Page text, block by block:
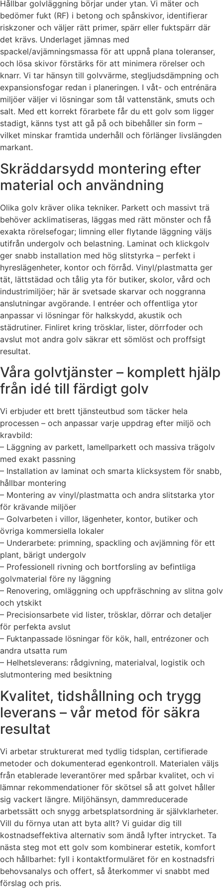
Hållbar golvläggning börjar under ytan. Vi mäter och
bedömer fukt (RF) i betong och spånskivor, identifierar
riskzoner och väljer rätt primer, spärr eller fuktspärr där
det krävs. Underlaget jämnas med
spackel/avjämningsmassa för att uppnå plana toleranser,
och lösa skivor förstärks för att minimera rörelser och
knarr. Vi tar hänsyn till golvvärme, stegljudsdämpning och
expansionsfogar redan i planeringen. I våt- och entrénära
miljöer väljer vi lösningar som tål vattenstänk, smuts och
salt. Med ett korrekt förarbete får du ett golv som ligger
stadigt, känns tyst att gå på och bibehåller sin form –
vilket minskar framtida underhåll och förlänger livslängden
markant.
Skräddarsydd montering efter
material och användning
Olika golv kräver olika tekniker. Parkett och massivt trä
behöver acklimatiseras, läggas med rätt mönster och få
exakta rörelsefogar; limning eller flytande läggning väljs
utifrån undergolv och belastning. Laminat och klickgolv
ger snabb installation med hög slitstyrka – perfekt i
hyreslägenheter, kontor och förråd. Vinyl/plastmatta ger
tät, lättstädad och tålig yta för butiker, skolor, vård och
industrimiljöer; här är svetsade skarvar och noggranna
anslutningar avgörande. I entréer och offentliga ytor
anpassar vi lösningar för halkskydd, akustik och
städrutiner. Finliret kring trösklar, lister, dörrfoder och
avslut mot andra golv säkrar ett sömlöst och proffsigt
resultat.
Våra golvtjänster – komplett hjälp
från idé till färdigt golv
Vi erbjuder ett brett tjänsteutbud som täcker hela
processen – och anpassar varje uppdrag efter miljö och
kravbild:
– Läggning av parkett, lamellparkett och massiva trägolv
med exakt passning
– Installation av laminat och smarta klicksystem för snabb,
hållbar montering
– Montering av vinyl/plastmatta och andra slitstarka ytor
för krävande miljöer
– Golvarbeten i villor, lägenheter, kontor, butiker och
övriga kommersiella lokaler
– Underarbete: primning, spackling och avjämning för ett
plant, bärigt undergolv
– Professionell rivning och bortforsling av befintliga
golvmaterial före ny läggning
– Renovering, omläggning och uppfräschning av slitna golv
och ytskikt
– Precisionsarbete vid lister, trösklar, dörrar och detaljer
för perfekta avslut
– Fuktanpassade lösningar för kök, hall, entrézoner och
andra utsatta rum
– Helhetsleverans: rådgivning, materialval, logistik och
slutmontering med besiktning
Kvalitet, tidshållning och trygg
leverans – vår metod för säkra
resultat
Vi arbetar strukturerat med tydlig tidsplan, certifierade
metoder och dokumenterad egenkontroll. Materialen väljs
från etablerade leverantörer med spårbar kvalitet, och vi
lämnar rekommendationer för skötsel så att golvet håller
sig vackert längre. Miljöhänsyn, dammreducerade
arbetssätt och snygg arbetsplatsordning är självklarheter.
Vill du förnya utan att byta allt? Vi guidar dig till
kostnadseffektiva alternativ som ändå lyfter intrycket. Ta
nästa steg mot ett golv som kombinerar estetik, komfort
och hållbarhet: fyll i kontaktformuläret för en kostnadsfri
behovsanalys och offert, så återkommer vi snabbt med
förslag och pris.